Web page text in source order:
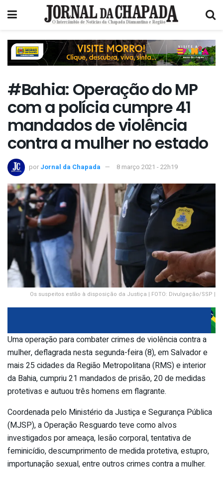
#Bahia: Operação do MP
com a polícia cumpre 41
mandados de violência
contra a mulher no estado
por Jornal da Chapada 8 março 2021 - 22h19
Os suspeitos estão à disposição da Justiça | FOTO: Divulgação/SSP |
Uma operação para combater crimes de violência contra a
mulher, deflagrada nesta segunda-feira (8), em Salvador e
mais 25 cidades da Região Metropolitana (RMS) e interior
da Bahia, cumpriu 21 mandados de prisão, 20 de medidas
protetivas e autuou três homens em flagrante.
Coordenada pelo Ministério da Justiça e Segurança Pública
(MJSP), a Operação Resguardo teve como alvos
investigados por ameaça, lesão corporal, tentativa de
feminicídio, descumprimento de medida protetiva, estupro,
importunação sexual, entre outros crimes contra a mulher.